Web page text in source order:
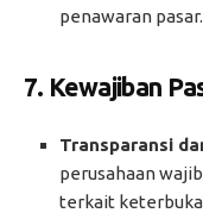
penawaran pasar.
7. Kewajiban
Transparansi
perusahaan
terkait